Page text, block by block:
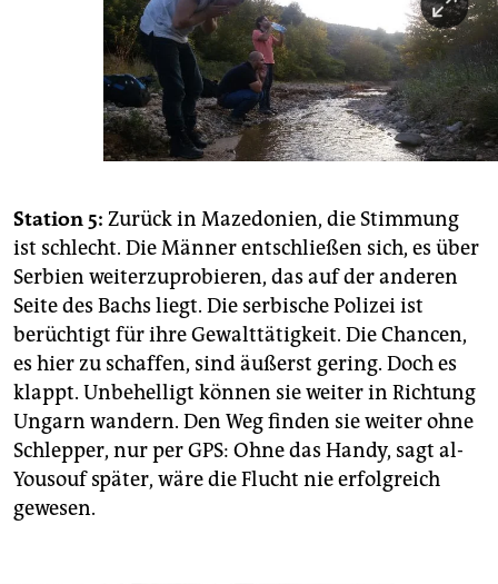
Station 5: Zurück in Mazedonien, die Stimmung
ist schlecht. Die Männer entschließen sich, es über
Serbien weiterzuprobieren, das auf der anderen
Seite des Bachs liegt. Die serbische Polizei ist
berüchtigt für ihre Gewalttätigkeit. Die Chancen,
es hier zu schaffen, sind äußerst gering. Doch es
klappt. Unbehelligt können sie weiter in Richtung
Ungarn wandern. Den Weg finden sie weiter ohne
Schlepper, nur per GPS: Ohne das Handy, sagt al-
Yousouf später, wäre die Flucht nie erfolgreich
gewesen.